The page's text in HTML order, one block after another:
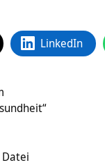
LinkedIn